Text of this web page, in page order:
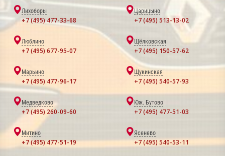
Лихоборы
+7 (495) 477-33-68
Царицыно
+7 (495) 513-13-02
Люблино
+7 (495) 677-95-07
Щёлковская
+7 (495) 150-57-62
Марьино
+7 (495) 477-96-17
Щукинская
+7 (495) 540-57-93
Медведково
+7 (495) 260-09-60
Юж. Бутово
+7 (495) 477-51-03
Митино
+7 (495) 477-51-19
Ясенево
+7 (495) 540-53-11